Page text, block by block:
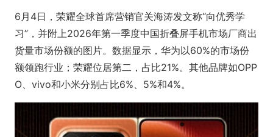
6月4日，荣耀全球首席营销官关海涛发文称“向优秀学
习”，并附上2026年第一季度中国折叠屏手机市场厂商出
货量市场份额的图片。数据显示，华为以60%的市场份
额领跑行业；荣耀位居第二，占比21%。其他品牌如OPP
O、vivo和小米分别占比6%、5%和4%。